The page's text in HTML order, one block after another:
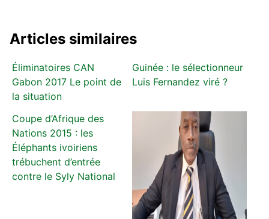
Articles similaires
Éliminatoires CAN
Gabon 2017 Le point de
la situation
Guinée : le sélectionneur
Luis Fernandez viré ?
Coupe d’Afrique des
Nations 2015 : les
Éléphants ivoiriens
trébuchent d’entrée
contre le Syly National